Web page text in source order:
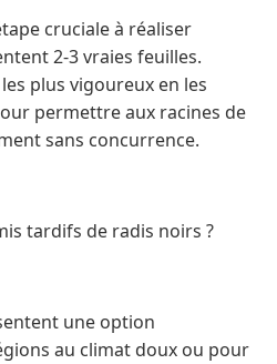
cruciale à réaliser
2-3 vraies feuilles.
plus vigoureux en les
permettre aux racines de
sans concurrence.
tardifs de radis noirs ?
une option
au climat doux ou pour